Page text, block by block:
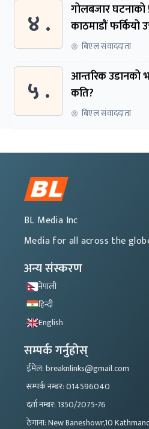
४ .
गोलबजार घटनाको
काठमाडौं फर्कियो
बिएल संवाददाता
५ .
आन्तरिक उडानको
कति?
बिएल संवाददाता
BL Media Inc
Media for all across the
अन्य संस्करण
नेपाली
हिन्दी
English
सम्पर्क गर्नुहोस्
ईमेल: breaknlinks@gmail.com
सम्पर्क नम्बर: 014596040
दर्ता नम्बर: 1350/2075-76
ठेगाना: New Baneshowr,10